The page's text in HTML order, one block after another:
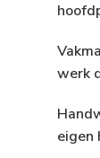
werk
eigen